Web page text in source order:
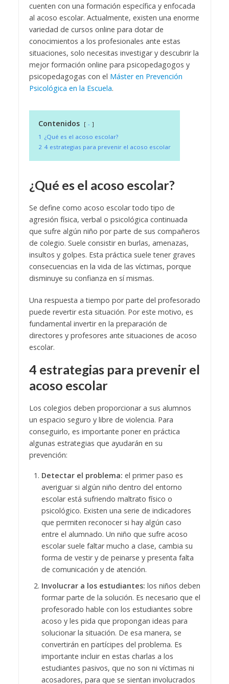
cuenten con una formación específica y enfocada
al acoso escolar. Actualmente, existen una enorme
variedad de cursos online para dotar de
conocimientos a los profesionales ante estas
situaciones, solo necesitas investigar y descubrir la
mejor formación online para psicopedagogos y
psicopedagogas con el Máster en Prevención
Psicológica en la Escuela.
Contenidos
-
1 ¿Qué es el acoso escolar?
2 4 estrategias para prevenir el acoso escolar
¿Qué es el acoso escolar?
Se define como acoso escolar todo tipo de
agresión física, verbal o psicológica continuada
que sufre algún niño por parte de sus compañeros
de colegio. Suele consistir en burlas, amenazas,
insultos y golpes. Esta práctica suele tener graves
consecuencias en la vida de las víctimas, porque
disminuye su confianza en sí mismas.
Una respuesta a tiempo por parte del profesorado
puede revertir esta situación. Por este motivo, es
fundamental invertir en la preparación de
directores y profesores ante situaciones de acoso
escolar.
4 estrategias para prevenir el
acoso escolar
Los colegios deben proporcionar a sus alumnos
un espacio seguro y libre de violencia. Para
conseguirlo, es importante poner en práctica
algunas estrategias que ayudarán en su
prevención:
Detectar el problema: el primer paso es
averiguar si algún niño dentro del entorno
escolar está sufriendo maltrato físico o
psicológico. Existen una serie de indicadores
que permiten reconocer si hay algún caso
entre el alumnado. Un niño que sufre acoso
escolar suele faltar mucho a clase, cambia su
forma de vestir y de peinarse y presenta falta
de comunicación y de atención.
Involucrar a los estudiantes: los niños deben
formar parte de la solución. Es necesario que el
profesorado hable con los estudiantes sobre
acoso y les pida que propongan ideas para
solucionar la situación. De esa manera, se
convertirán en partícipes del problema. Es
importante incluir en estas charlas a los
estudiantes pasivos, que no son ni víctimas ni
acosadores, para que se sientan involucrados